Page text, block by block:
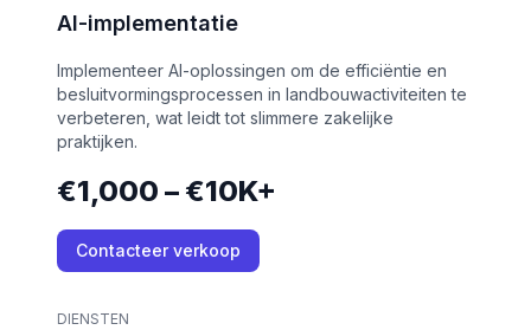
AI-implementatie
Implementeer AI-oplossingen om de efficiëntie en
besluitvormingsprocessen in landbouwactiviteiten te
verbeteren, wat leidt tot slimmere zakelijke
praktijken.
€1,000 – €10K+
Contacteer verkoop
DIENSTEN